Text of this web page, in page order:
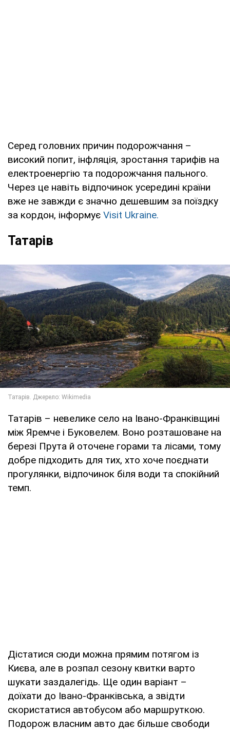
Серед головних причин подорожчання –
високий попит, інфляція, зростання тарифів на
електроенергію та подорожчання пального.
Через це навіть відпочинок усередині країни
вже не завжди є значно дешевшим за поїздку
за кордон, інформує Visit Ukraine.
Татарів
Татарів – невелике село на Івано-Франківщині
між Яремче і Буковелем. Воно розташоване на
березі Прута й оточене горами та лісами, тому
добре підходить для тих, хто хоче поєднати
прогулянки, відпочинок біля води та спокійний
темп.
Дістатися сюди можна прямим потягом із
Києва, але в розпал сезону квитки варто
шукати заздалегідь. Ще один варіант –
доїхати до Івано-Франківська, а звідти
скористатися автобусом або маршруткою.
Подорож власним авто дає більше свободи